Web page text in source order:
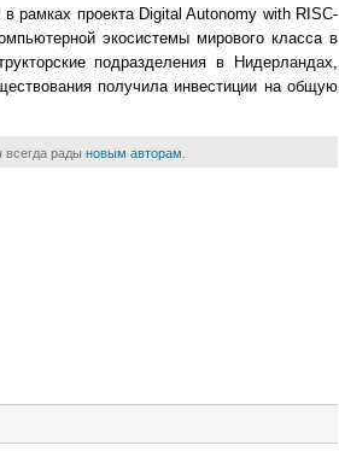
рамках проекта Digital Autonomy with RISC-
экосистемы мирового класса в
подразделения в Нидерландах,
получила инвестиции на общую
рады новым авторам